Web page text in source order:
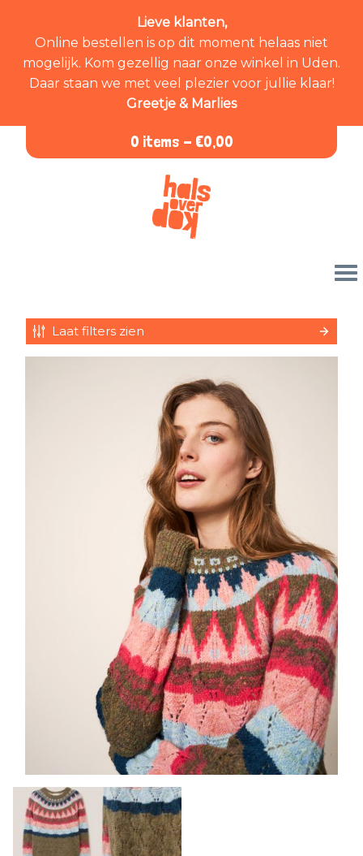
Lieve klanten,
Online bestellen is op dit moment helaas niet
mogelijk. Kom gezellig naar onze winkel in Uden.
Daar staan we met veel plezier voor jullie klaar!
Greetje & Marlies
0 items - €0,00
Laat filters zien